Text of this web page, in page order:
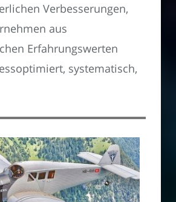
Verbesserungen,
aus
Erfahrungswerten
systematisch,